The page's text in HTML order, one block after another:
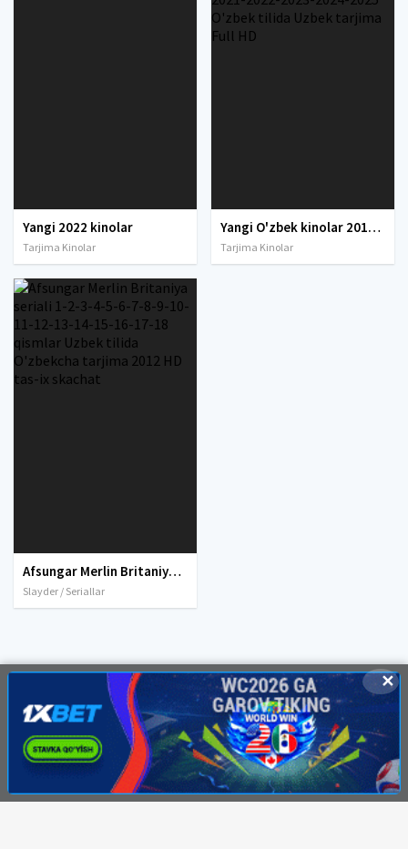
Yangi 2022 kinolar
Tarjima Kinolar
Yangi O'zbek kinolar 2010-2011-2012-2013-2014-2015-2016-2017-2018-2019-2020-2021-2022-2023-2024-2025 O'zbek tilida Uzbek tarjima Full HD
Tarjima Kinolar
Afsungar Merlin Britaniya seriali 1-2-3-4-5-6-7-8-9-10-11-12-13-14-15-16-17-18 qismlar Uzbek tilida O'zbekcha tarjima 2012 HD tas-ix skachat
Slayder / Seriallar
✕